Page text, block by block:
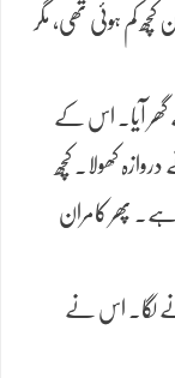
کم ہوئی تھی، مگر
گھر آیا۔ اس کے
کھولا۔ کچھ
پھر کامران
لگا۔ اس نے